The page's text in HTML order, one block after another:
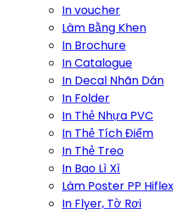
In voucher
Làm Bằng Khen
In Brochure
In Catalogue
In Decal Nhãn Dán
In Folder
In Thẻ Nhựa PVC
In Thẻ Tích Điểm
In Thẻ Treo
In Bao Lì Xì
Làm Poster PP Hiflex
In Flyer, Tờ Rơi